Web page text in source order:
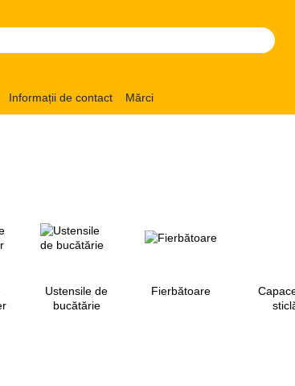
Informații de contact Mărci
Ustensile de
bucătărie
Fierbătoare